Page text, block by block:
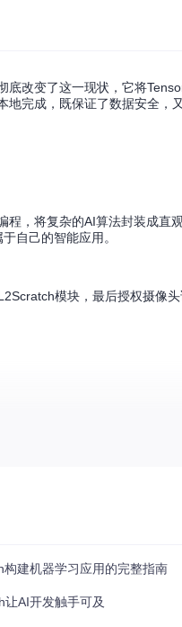
改变了这一现状，它将
完成，既保证了数据安全，
，将复杂的AI算法封装成直
自己的智能应用。
模块，最后授权摄像
。这种方式不仅降低了学习门
的设备上，不会上传到云端
建机器学习应用的完整指南
AI开发触手可及